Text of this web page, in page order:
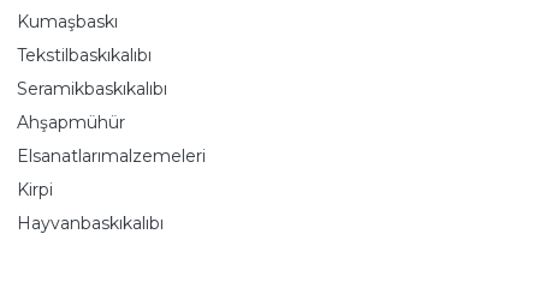
Kumaşbaskı
Tekstilbaskıkalıbı
Seramikbaskıkalıbı
Ahşapmühür
Elsanatlarımalzemeleri
Kirpi
Hayvanbaskıkalıbı